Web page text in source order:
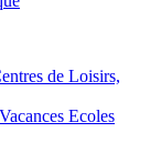
de Loisirs,
Ecoles